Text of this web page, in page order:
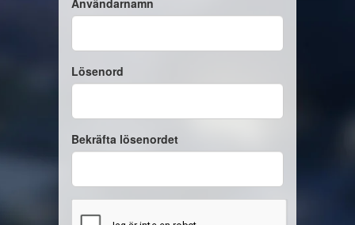
Användarnamn
Lösenord
Bekräfta lösenordet